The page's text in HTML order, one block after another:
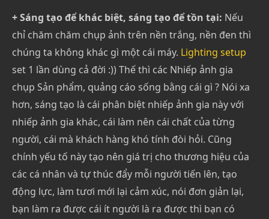
+ Sáng tạo để khác biệt, sáng tạo để tồn tại: Nếu
chỉ chăm chăm chụp ảnh trên nền trắng, nền đen thì
chúng ta không khác gì một cái máy. Lighting setup
set 1 lần dùng cả đời :)) Thế thì các Nhiếp ảnh gia
chụp Sản phẩm, quảng cáo sống bằng cái gì ? Nói xa
hơn, sáng tạo là cái phân biệt nhiếp ảnh gia này với
nhiếp ảnh gia khác, cái làm nên cái chất của từng
người, cái mà khách hàng khó tính đòi hỏi. Cũng
chính yếu tố này tạo nên giá trị cho thương hiệu của
các cá nhân và tự thúc đẩy mỗi người tiến lên, tạo
động lực, làm tươi mới lại cảm xúc, nói đơn giản lại,
bạn làm ra được cái ít người là ra được thì bạn có